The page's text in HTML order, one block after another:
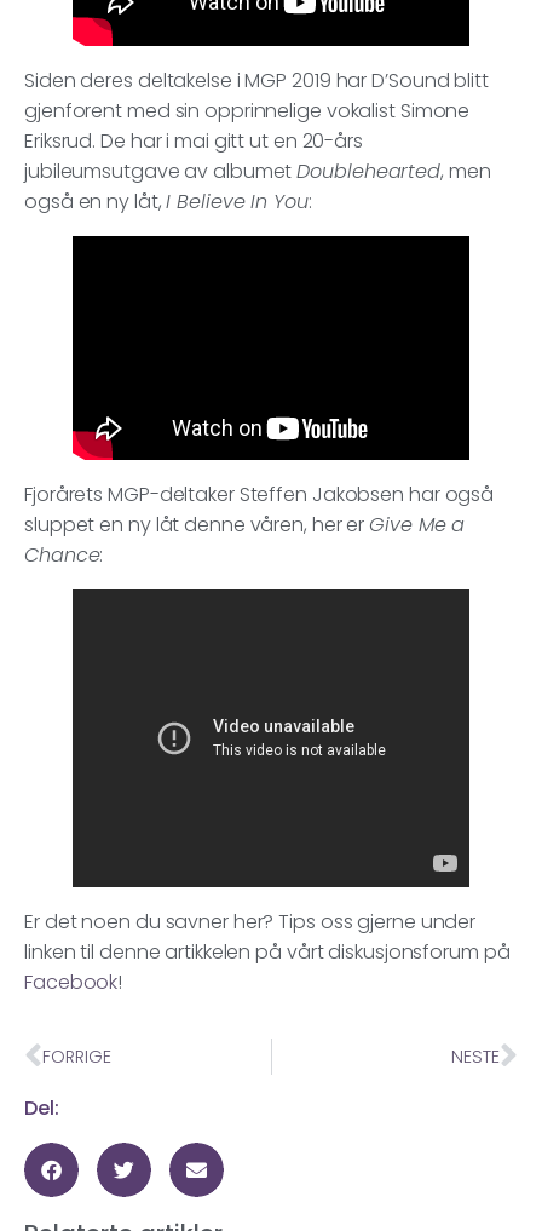
Siden deres deltakelse i MGP 2019 har D’Sound blitt
gjenforent med sin opprinnelige vokalist Simone
Eriksrud. De har i mai gitt ut en 20-års
jubileumsutgave av albumetDoublehearted, men
også en ny låt,I Believe In You:
Fjorårets MGP-deltaker Steffen Jakobsen har også
sluppet en ny låt denne våren, her erGive Me a
Chance:
Er det noen du savner her? Tips oss gjerne under
linken til denne artikkelen på vårt diskusjonsforum på
Facebook!
FORRIGE NESTE
Del: